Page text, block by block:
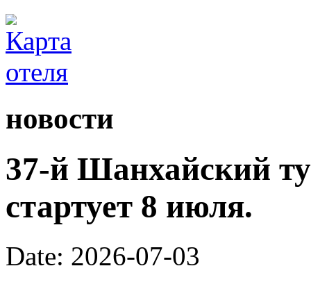
новости
37-й Шанхайский
стартует 8 июля.
Date: 2026-07-03